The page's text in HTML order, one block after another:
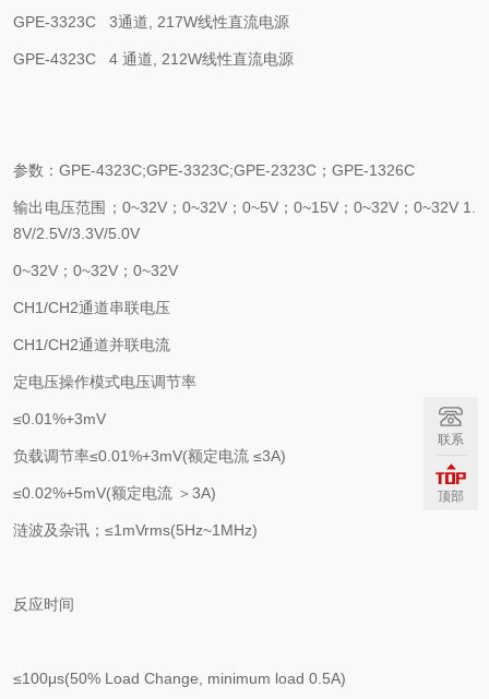
GPE-3323C 3通道 , 217W线性直流电源
GPE-4323C 4 通道 , 212W线性直流电源
参数： GPE-4323C;GPE-3323C;GPE-2323C； GPE-1326C
输出电压范围； 0~32V； 0~32V； 0~5V； 0~15V； 0~32V； 0~32V 1.
8V/2.5V/3.3V/5.0V
0~32V； 0~32V； 0~32V
CH1/CH2通道串联电压
CH1/CH2通道并联电流
定电压操作模式电压调节率
≤0.01%+3mV
负载调节率≤0.01%+3mV(额定电流 ≤3A)
≤0.02%+5mV(额定电流 ＞ 3A)
涟波及杂讯； ≤1mVrms(5Hz~1MHz)
反应时间
≤100μs(50% Load Change, minimum load 0.5A)
联系
顶部